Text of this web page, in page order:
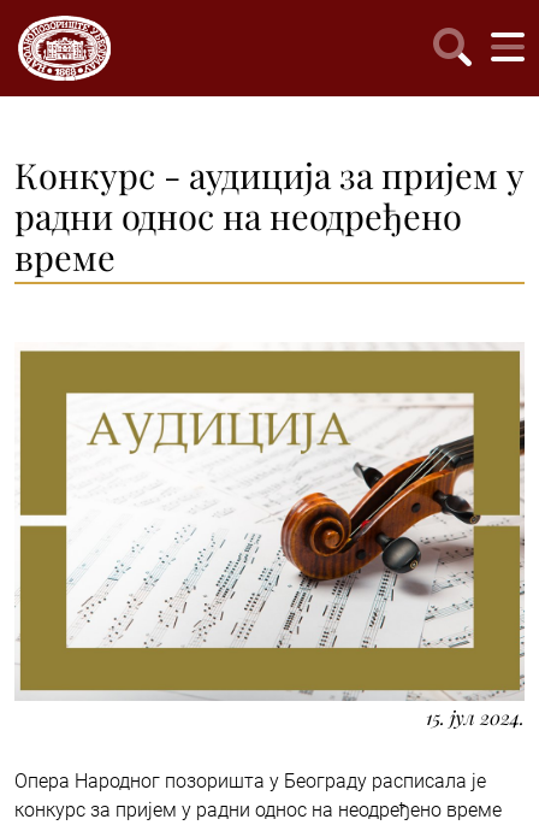
Конкурс - аудиција за пријем у
радни однос на неодређено
време
15. јул 2024.
Опера Народног позоришта у Београду расписала је
конкурс за пријем у радни однос на неодређено време